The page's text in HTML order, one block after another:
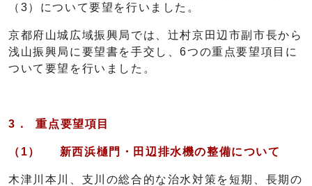
（3）について要望を行いました。
京都府山城広域振興局では、辻村京田辺市副市長から
浅山振興局に要望書を手交し、6つの重点要望項目に
ついて要望を行いました。
3．重点要望項目
（1） 新西浜樋門・田辺排水機の整備について
木津川本川、支川の総合的な治水対策を短期、長期の